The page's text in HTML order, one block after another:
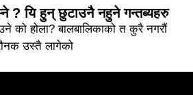
? यि हुन् छुटाउनै नहुने गन्तब्यहरु
को होला? बालबालिकाको त कुरै नगरौं
उस्तै लागेको